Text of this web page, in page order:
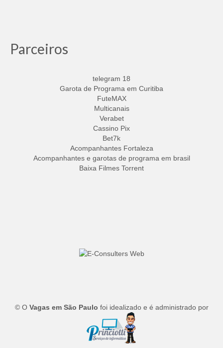
Parceiros
telegram 18
Garota de Programa em Curitiba
FuteMAX
Multicanais
Verabet
Cassino Pix
Bet7k
Acompanhantes Fortaleza
Acompanhantes e garotas de programa em brasil
Baixa Filmes Torrent
© O Vagas em São Paulo foi idealizado e é administrado por